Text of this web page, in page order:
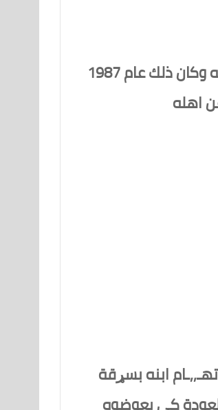
الشاب راجي كابور هندي الچنسـ,,ـية إتهـ,,ـمته زوجة والده بسړقة مجوهراتها بقيمة نصف مليون روبيه وكان ذلك عام 1987
اهله
بأتهـ,,ـام ابنه بسړقة